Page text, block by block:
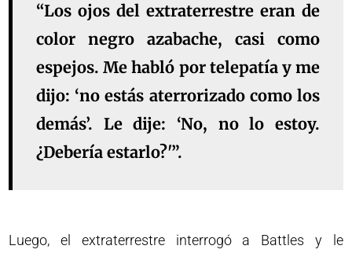
“Los ojos del extraterrestre eran de
color negro azabache, casi como
espejos. Me habló por telepatía y me
dijo: ‘no estás aterrorizado como los
demás’. Le dije: ‘No, no lo estoy.
¿Debería estarlo?'”.
Luego, el extraterrestre interrogó a Battles y le